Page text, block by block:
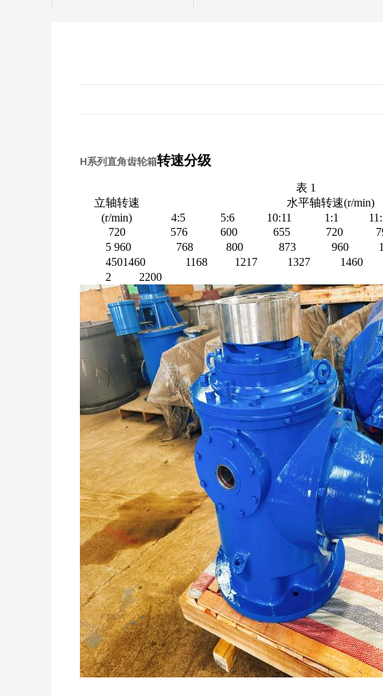
H系列直角齿轮箱转速分级
表 1
立轴转速
水平轴转速(r/min)
(r/min)
4:5 5:6 10:11 1:1
720
576 600 655 720
5 960 768 800 873 960
4501460 1168 1217 1327 1460
2
2200